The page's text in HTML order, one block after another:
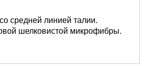
средней линией талии.
шелковистой микрофибры.